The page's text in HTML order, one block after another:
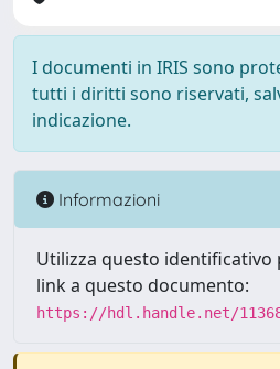
I documenti in IRIS sono
tutti i diritti sono riservati,
indicazione.
Informazioni
Utilizza questo identificativo
link a questo documento:
https://hdl.handle.net/